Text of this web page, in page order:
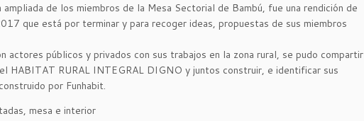
de los miembros de la Mesa Sectorial de Bambú, fue una rendición de
que está por terminar y para recoger ideas, propuestas de sus miembros
actores públicos y privados con sus trabajos en la zona rural, se pudo compartir
HABITAT RURAL INTEGRAL DIGNO y juntos construir, e identificar sus
por Funhabit.